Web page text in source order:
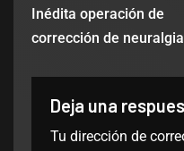
Inédita operación de
corrección de
Deja una
Tu dirección de